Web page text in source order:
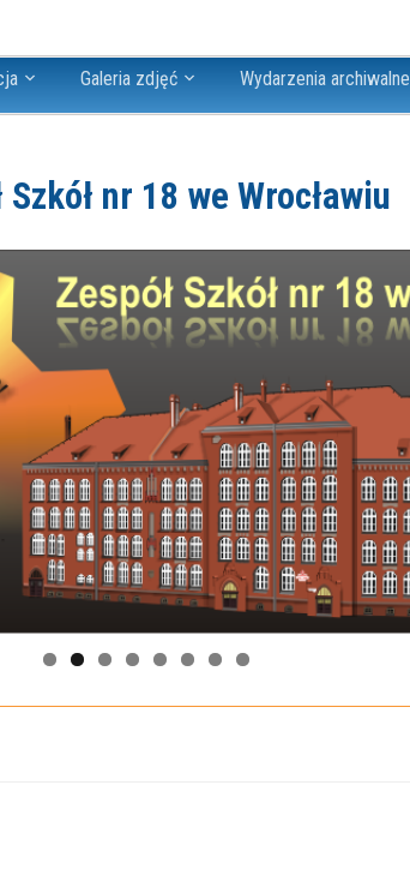
Galeria zdjęć Wydarzenia archiwalne
Szkół nr 18 we Wrocławiu